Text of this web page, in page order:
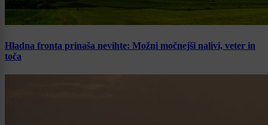
Hladna fronta prinaša nevihte: Možni močnejši nalivi, veter in
toča